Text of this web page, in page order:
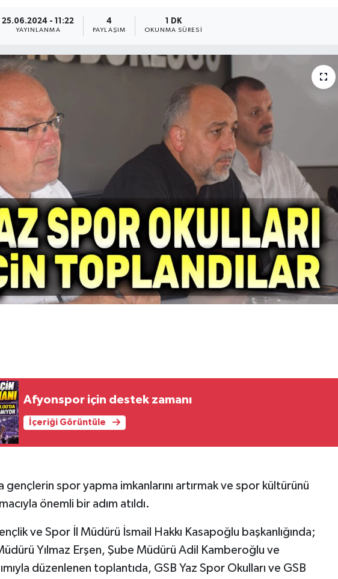
25.06.2024 - 11:22
YAYINLANMA
4
PAYLAŞIM
1 DK
OKUNMA SÜRESI
Afyonspor için destek zamanı
İçeriği Görüntüle
spor yapma imkanlarını artırmak ve spor kültürünü
önemli bir adım atıldı.
ve Spor İl Müdürü İsmail Hakkı Kasapoğlu başkanlığında;
Yılmaz Erşen, Şube Müdürü Adil Kamberoğlu ve
düzenlenen toplantıda, GSB Yaz Spor Okulları ve GSB